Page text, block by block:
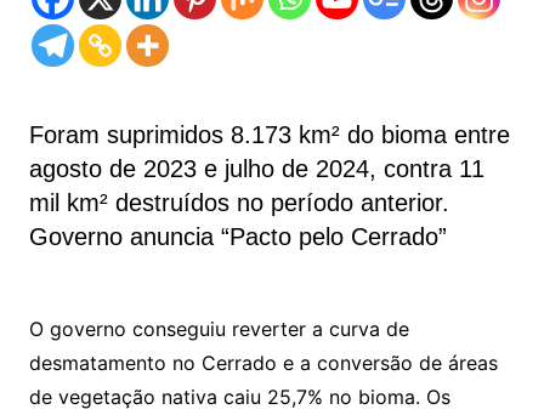
Foram suprimidos 8.173 km² do bioma entre
agosto de 2023 e julho de 2024, contra 11
mil km² destruídos no período anterior.
Governo anuncia “Pacto pelo Cerrado”
O governo conseguiu reverter a curva de
desmatamento no Cerrado e a conversão de áreas
de vegetação nativa caiu 25,7% no bioma. Os